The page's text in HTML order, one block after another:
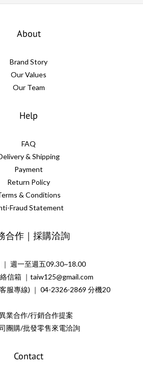
About
Brand Story
Our Values
Our Team
Help
FAQ
& Shipping
Payment
Return Policy
& Conditions
Fraud Statement
合作｜採購洽詢
｜ 週一至週五09.30~18.00
信箱 ｜taiw125@gmail.com
服專線) ｜ 04-2326-2869 分機20
業合作/行銷合作提案
團購/批發零售來電洽詢
Contact